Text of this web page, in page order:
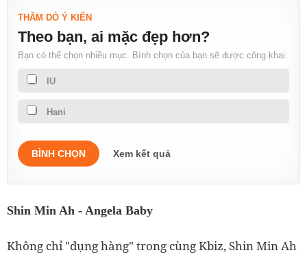
THĂM DÒ Ý KIẾN
Theo bạn, ai mặc đẹp hơn?
Bạn có thể chọn nhiều mục. Bình chọn của bạn sẽ được công khai.
IU
Hani
BÌNH CHỌN Xem kết quả
Shin Min Ah - Angela Baby
Không chỉ "đụng hàng" trong cùng Kbiz, Shin Min Ah